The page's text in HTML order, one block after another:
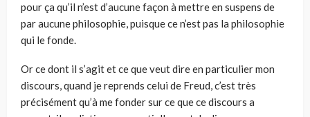
pour ça qu’il n’est d’aucune façon à mettre en suspens de
par aucune philosophie, puisque ce n’est pas la philosophie
qui le fonde.
Or ce dont il s’agit et ce que veut dire en particulier mon
discours, quand je reprends celui de Freud, c’est très
précisément qu’à me fonder sur ce que ce discours a